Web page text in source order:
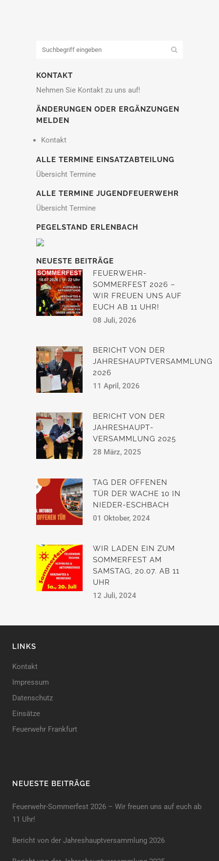
KONTAKT
Nehmen Sie Kontakt zu uns auf!
ÄNDERUNGEN ODER ERGÄNZUNGEN
MELDEN
Kontakt
ALLE TERMINE EINSATZABTEILUNG
Übersicht Termine
ALLE TERMINE JUGENDFEUERWEHR
Übersicht Termine
PEGELSTAND ERLENBACH
NEUESTE BEITRÄGE
FEUERWEHR-
SOMMERFEST 2026 –
WIR FREUEN UNS AUF
EUCH AB 11 UHR!
08 Juli, 2026
BERICHT VON DER
JAHRESHAUPTVERSAMMLUNG
2026
11 April, 2026
BERICHT VON DER
JAHRESHAUPT­
VERSAMMLUNG 2025
28 März, 2025
TAG DER OFFENEN
TÜR DER WACHE 10 IN
NIEDER-ESCHBACH
01 Oktober, 2024
WIR LADEN EIN ZUM
SOMMERFEST AM
SAMSTAG, 20.07. AB 11
UHR
12 Juli, 2024
LINKS
Kontakt
Impressum
Datenschutz
Einsätze
Feuerwehr Frankfurt
NEUESTE BEITRÄGE
Feuerwehr-Sommerfest 2026 – Wir freuen uns auf euch ab
11 Uhr!
Bericht von der Jahreshauptversammlung 2026